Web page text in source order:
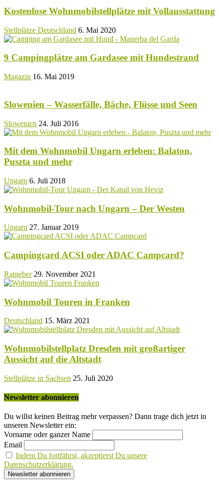
Kostenlose Wohnmobilstellplätze mit Vollausstattung
Stellplätze Deutschland 6. Mai 2020
9 Campingplätze am Gardasee mit Hundestrand
Magazin 16. Mai 2019
Slowenien – Wasserfälle, Bäche, Flüsse und Seen
Slowenien 24. Juli 2016
Mit dem Wohnmobil Ungarn erleben: Balaton,
Puszta und mehr
Ungarn 6. Juli 2018
Wohnmobil-Tour nach Ungarn – Der Westen
Ungarn 27. Januar 2019
Campingcard ACSI oder ADAC Campcard?
Ratgeber 29. November 2021
Wohnmobil Touren in Franken
Deutschland 15. März 2021
Wohnmobilstellplatz Dresden mit großartiger
Aussicht auf die Altstadt
Stellplätze in Sachsen 25. Juli 2020
Newsletter abonnieren
Du willst keinen Beitrag mehr verpassen? Dann trage dich jetzt in
unseren Newsletter ein:
Vorname oder ganzer Name
Email
Indem Du fortfährst, akzeptierst Du unsere
Datenschutzerklärung.